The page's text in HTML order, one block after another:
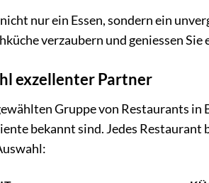
nur ein Essen, sondern ein
verzaubern und geniessen
exzellenter Partner
Gruppe von Restaurants in
bekannt sind. Jedes